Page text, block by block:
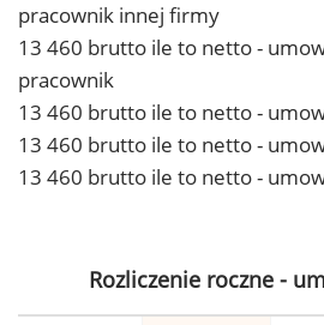
pracownik innej firmy
13 460 brutto ile to netto -
pracownik
13 460 brutto ile to netto -
13 460 brutto ile to netto -
13 460 brutto ile to netto -
Rozliczenie roczne -